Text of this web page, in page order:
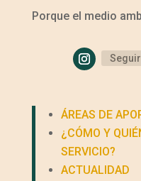
Porque el medio
Seguir
ÁREAS DE
¿CÓMO Y
SERVICIO?
ACTUALIDAD